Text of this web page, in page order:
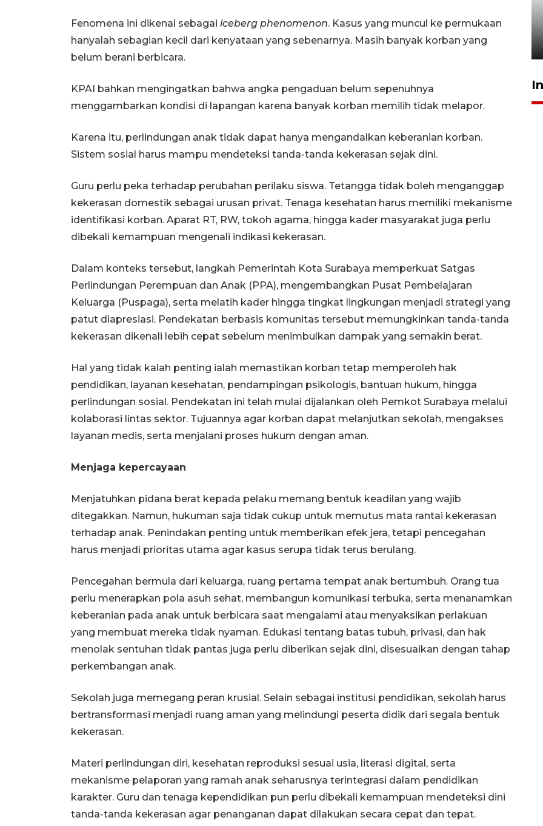
Fenomena ini dikenal sebagai iceberg phenomenon. Kasus yang muncul ke permukaan
hanyalah sebagian kecil dari kenyataan yang sebenarnya. Masih banyak korban yang
belum berani berbicara.
KPAI bahkan mengingatkan bahwa angka pengaduan belum sepenuhnya
menggambarkan kondisi di lapangan karena banyak korban memilih tidak melapor.
Karena itu, perlindungan anak tidak dapat hanya mengandalkan keberanian korban.
Sistem sosial harus mampu mendeteksi tanda-tanda kekerasan sejak dini.
Guru perlu peka terhadap perubahan perilaku siswa. Tetangga tidak boleh menganggap
kekerasan domestik sebagai urusan privat. Tenaga kesehatan harus memiliki mekanisme
identifikasi korban. Aparat RT, RW, tokoh agama, hingga kader masyarakat juga perlu
dibekali kemampuan mengenali indikasi kekerasan.
Dalam konteks tersebut, langkah Pemerintah Kota Surabaya memperkuat Satgas
Perlindungan Perempuan dan Anak (PPA), mengembangkan Pusat Pembelajaran
Keluarga (Puspaga), serta melatih kader hingga tingkat lingkungan menjadi strategi yang
patut diapresiasi. Pendekatan berbasis komunitas tersebut memungkinkan tanda-tanda
kekerasan dikenali lebih cepat sebelum menimbulkan dampak yang semakin berat.
Hal yang tidak kalah penting ialah memastikan korban tetap memperoleh hak
pendidikan, layanan kesehatan, pendampingan psikologis, bantuan hukum, hingga
perlindungan sosial. Pendekatan ini telah mulai dijalankan oleh Pemkot Surabaya melalui
kolaborasi lintas sektor. Tujuannya agar korban dapat melanjutkan sekolah, mengakses
layanan medis, serta menjalani proses hukum dengan aman.
Menjaga kepercayaan
Menjatuhkan pidana berat kepada pelaku memang bentuk keadilan yang wajib
ditegakkan. Namun, hukuman saja tidak cukup untuk memutus mata rantai kekerasan
terhadap anak. Penindakan penting untuk memberikan efek jera, tetapi pencegahan
harus menjadi prioritas utama agar kasus serupa tidak terus berulang.
Pencegahan bermula dari keluarga, ruang pertama tempat anak bertumbuh. Orang tua
perlu menerapkan pola asuh sehat, membangun komunikasi terbuka, serta menanamkan
keberanian pada anak untuk berbicara saat mengalami atau menyaksikan perlakuan
yang membuat mereka tidak nyaman. Edukasi tentang batas tubuh, privasi, dan hak
menolak sentuhan tidak pantas juga perlu diberikan sejak dini, disesuaikan dengan tahap
perkembangan anak.
Sekolah juga memegang peran krusial. Selain sebagai institusi pendidikan, sekolah harus
bertransformasi menjadi ruang aman yang melindungi peserta didik dari segala bentuk
kekerasan.
Materi perlindungan diri, kesehatan reproduksi sesuai usia, literasi digital, serta
mekanisme pelaporan yang ramah anak seharusnya terintegrasi dalam pendidikan
karakter. Guru dan tenaga kependidikan pun perlu dibekali kemampuan mendeteksi dini
tanda-tanda kekerasan agar penanganan dapat dilakukan secara cepat dan tepat.
industri lokal
29 Juli 2026 16:59